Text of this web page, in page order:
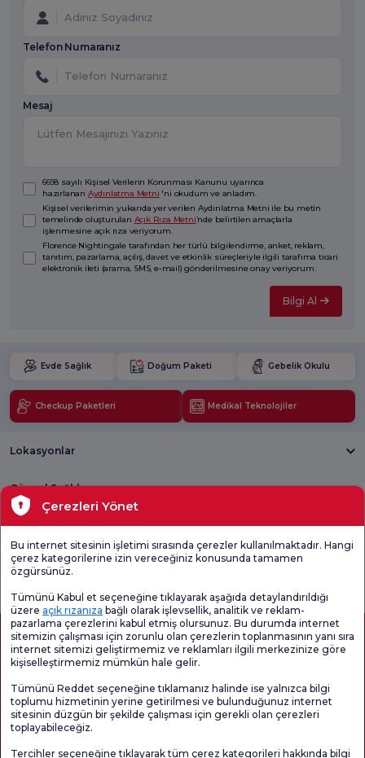
Telefon Numaranız
Mesaj
6698 sayılı Kişisel Verilerin Korunması Kanunu uyarınca
hazırlanan Aydınlatma Metni 'ni okudum ve anladım.
Kişisel verilerimin yukarıda yer verilen Aydınlatma Metni ile bu metin
temelinde oluşturulan Açık Rıza Metni’nde belirtilen amaçlarla
işlenmesine açık rıza veriyorum.
Florence Nightingale tarafından her türlü bilgilendirme, anket, reklam,
tanıtım, pazarlama, açılış, davet ve etkinlik süreçleriyle ilgili tarafıma ticari
elektronik ileti (arama, SMS, e-mail) gönderilmesine onay veriyorum.
Bilgi Al
Evde Sağlık Doğum Paketi Gebelik Okulu
Checkup Paketleri Medikal Teknolojiler
Lokasyonlar
Güncel Sağlık
Tıbbi Birimler
Genel
Memnuniyet
Çerezleri Yönet
Bu internet sitesinin işletimi sırasında çerezler kullanılmaktadır. Hangi
çerez kategorilerine izin vereceğiniz konusunda tamamen
özgürsünüz.
Tümünü Kabul et seçeneğine tıklayarak aşağıda detaylandırıldığı
üzere açık rızanıza bağlı olarak işlevsellik, analitik ve reklam-
pazarlama çerezlerini kabul etmiş olursunuz. Bu durumda internet
sitemizin çalışması için zorunlu olan çerezlerin toplanmasının yanı sıra
internet sitemizi geliştirmemiz ve reklamları ilgili merkezinize göre
kişiselleştirmemiz mümkün hale gelir.
Tümünü Reddet seçeneğine tıklamanız halinde ise yalnızca bilgi
toplumu hizmetinin yerine getirilmesi ve bulunduğunuz internet
sitesinin düzgün bir şekilde çalışması için gerekli olan çerezleri
toplayabileceğiz.
Tercihler seçeneğine tıklayarak tüm çerez kategorileri hakkında bilgi